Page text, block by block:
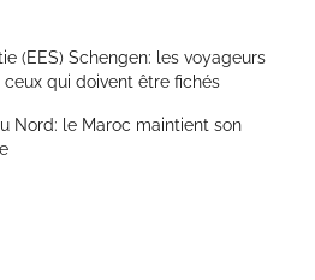
(EES) Schengen: les voyageurs
qui doivent être fichés
Nord: le Maroc maintient son